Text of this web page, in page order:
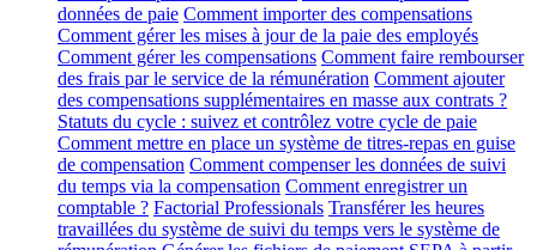
données de paie Comment importer des compensations
Comment gérer les mises à jour de la paie des employés
Comment gérer les compensations Comment faire rembourser
des frais par le service de la rémunération Comment ajouter
des compensations supplémentaires en masse aux contrats ?
Statuts du cycle : suivez et contrôlez votre cycle de paie
Comment mettre en place un système de titres-repas en guise
de compensation Comment compenser les données de suivi
du temps via la compensation Comment enregistrer un
comptable ? Factorial Professionals Transférer les heures
travaillées du système de suivi du temps vers le système de